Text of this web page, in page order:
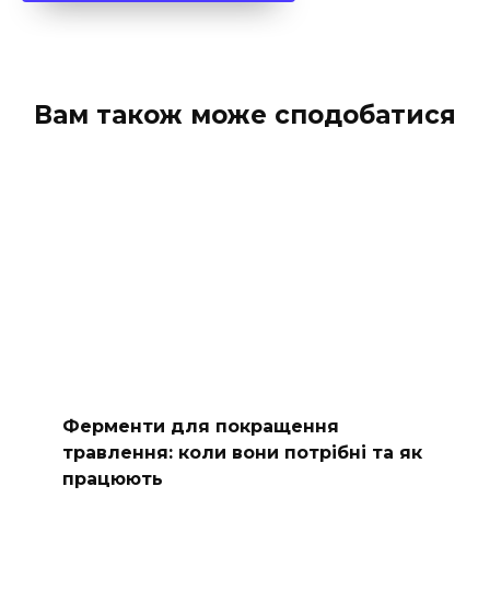
Вам також може сподобатися
Ферменти для покращення
травлення: коли вони потрібні та як
працюють